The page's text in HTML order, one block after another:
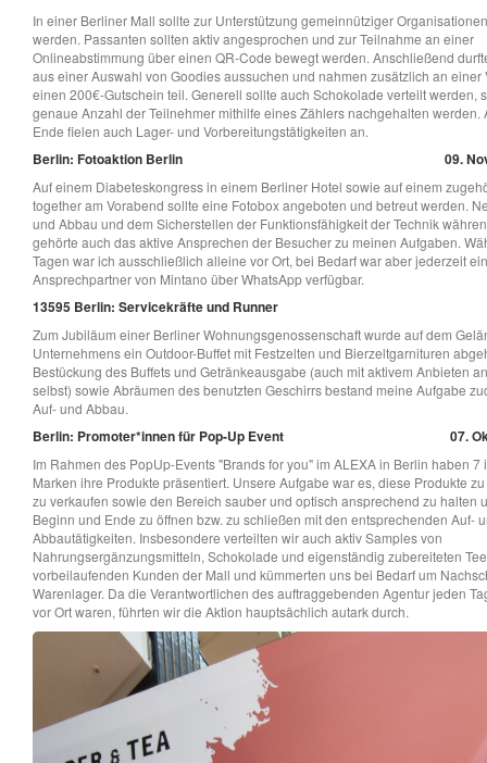
In einer Berliner Mall sollte zur Unterstützung gemeinnütziger
werden. Passanten sollten aktiv angesprochen und zur Teilnahme an einer
Onlineabstimmung über einen QR-Code bewegt werden. Anschließend
aus einer Auswahl von Goodies aussuchen und nahmen zusätzlich an einer
einen 200€-Gutschein teil. Generell sollte auch Schokolade verteilt werden,
genaue Anzahl der Teilnehmer mithilfe eines Zählers nachgehalten werden.
Ende fielen auch Lager- und Vorbereitungstätigkeiten an.
Berlin: Fotoaktion Berlin 09.
Auf einem Diabeteskongress in einem Berliner Hotel sowie auf einem
together am Vorabend sollte eine Fotobox angeboten und betreut werden.
und Abbau und dem Sicherstellen der Funktionsfähigkeit der Technik
gehörte auch das aktive Ansprechen der Besucher zu meinen Aufgaben.
Tagen war ich ausschließlich alleine vor Ort, bei Bedarf war aber jederzeit ein
Ansprechpartner von Mintano über WhatsApp verfügbar.
13595 Berlin: Servicekräfte und Runner
Zum Jubiläum einer Berliner Wohnungsgenossenschaft wurde auf dem
Unternehmens ein Outdoor-Buffet mit Festzelten und Bierzeltgarnituren
Bestückung des Buffets und Getränkeausgabe (auch mit aktivem Anbieten
selbst) sowie Abräumen des benutzten Geschirrs bestand meine Aufgabe
Auf- und Abbau.
Berlin: Promoter*innen für Pop-Up Event 07.
Im Rahmen des PopUp-Events "Brands for you" im ALEXA in Berlin haben 7
Marken ihre Produkte präsentiert. Unsere Aufgabe war es, diese Produkte
zu verkaufen sowie den Bereich sauber und optisch ansprechend zu halten
Beginn und Ende zu öffnen bzw. zu schließen mit den entsprechenden Auf-
Abbautätigkeiten. Insbesondere verteilten wir auch aktiv Samples von
Nahrungsergänzungsmitteln, Schokolade und eigenständig zubereiteten
vorbeilaufenden Kunden der Mall und kümmerten uns bei Bedarf um
Warenlager. Da die Verantwortlichen des auftraggebenden Agentur jeden
vor Ort waren, führten wir die Aktion hauptsächlich autark durch.